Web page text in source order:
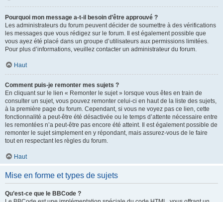
Pourquoi mon message a-t-il besoin d’être approuvé ?
Les administrateurs du forum peuvent décider de soumettre à des vérifications
les messages que vous rédigez sur le forum. Il est également possible que
vous ayez été placé dans un groupe d’utilisateurs aux permissions limitées.
Pour plus d’informations, veuillez contacter un administrateur du forum.
Haut
Comment puis-je remonter mes sujets ?
En cliquant sur le lien « Remonter le sujet » lorsque vous êtes en train de
consulter un sujet, vous pouvez remonter celui-ci en haut de la liste des sujets,
à la première page du forum. Cependant, si vous ne voyez pas ce lien, cette
fonctionnalité a peut-être été désactivée ou le temps d’attente nécessaire entre
les remontées n’a peut-être pas encore été atteint. Il est également possible de
remonter le sujet simplement en y répondant, mais assurez-vous de le faire
tout en respectant les règles du forum.
Haut
Mise en forme et types de sujets
Qu’est-ce que le BBCode ?